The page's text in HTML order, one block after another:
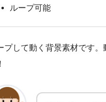
ループ可能
プして動く背景素材です